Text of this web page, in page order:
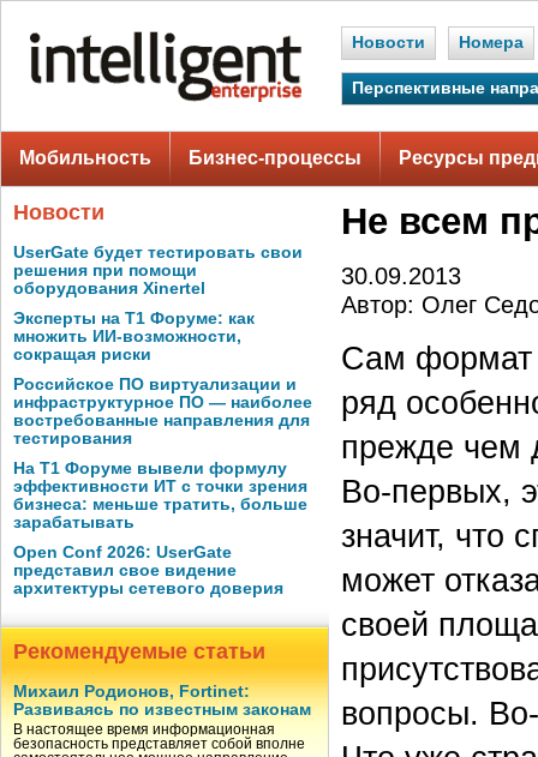
Новости Номера
Перспективные
Мобильность Бизнес-процессы Ресурсы
Новости
UserGate будет тестировать свои
решения при помощи
оборудования Xinertel
Эксперты на Т1 Форуме: как
множить ИИ-возможности,
сокращая риски
Российское ПО виртуализации и
инфраструктурное ПО — наиболее
востребованные направления для
тестирования
На Т1 Форуме вывели формулу
эффективности ИТ с точки зрения
бизнеса: меньше тратить, больше
зарабатывать
Open Conf 2026: UserGate
представил свое видение
архитектуры сетевого доверия
Рекомендуемые статьи
Михаил Родионов, Fortinet:
Развиваясь по известным законам
В настоящее время информационная
безопасность представляет собой вполне
Не всем
30.09.2013
Автор: Олег
Сам формат
ряд
прежде чем
Во-первых,
значит, что
может
своей
вопросы.